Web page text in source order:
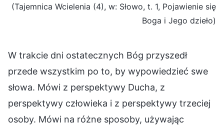
(Tajemnica Wcielenia (4), w: Słowo, t. 1, Pojawienie się
Boga i Jego dzieło)
W trakcie dni ostatecznych Bóg przyszedł
przede wszystkim po to, by wypowiedzieć swe
słowa. Mówi z perspektywy Ducha, z
perspektywy człowieka i z perspektywy trzeciej
osoby. Mówi na różne sposoby, używając